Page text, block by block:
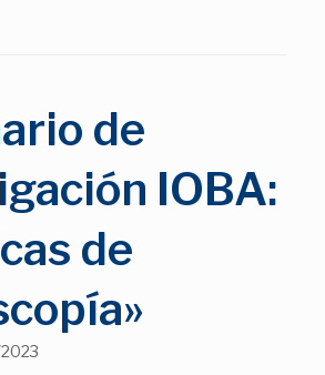
de
IOBA:
de